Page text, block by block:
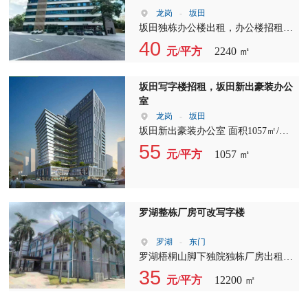
龙岗 - 坂田
坂田独栋办公楼出租，办公楼招租
开发商直租，1-5层共2240平， 使用
率85%单层面积：428平， 带精装
梯，带天台！
40 元/平方 2240 ㎡
坂田写字楼招租，坂田新出豪装办公
室
龙岗 - 坂田
坂田新出豪装办公室 面积1057㎡/格
局15+1/独立大堂/24h中央空调/独户
电梯 坐北朝南#通风朝阳#户型方正
55 元/平方 1057 ㎡
罗湖整栋厂房可改写字楼
罗湖 - 东门
罗湖梧桐山脚下独院独栋厂房出租
12200平，可做会所、月子中心、幼
儿园等，地面三层，一楼4.7米高，
35 元/平方 12200 ㎡